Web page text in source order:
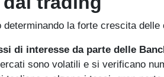
la forte crescita
di interesse da parte delle
sono volatili e si verificano